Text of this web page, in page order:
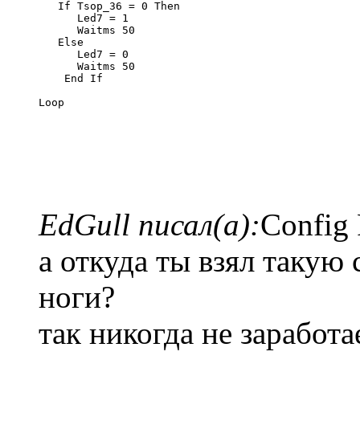
If Tsop_36 = 0 Then
Led7 = 1
Waitms 50
Else
Led7 = 0
Waitms 50
End If
Loop
EdGull писал(а):Config
а откуда ты взял
ноги?
так никогда не